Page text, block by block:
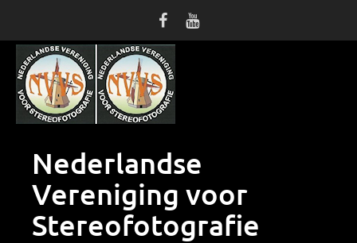
inhoud
Nederlandse
Vereniging voor
Stereofotografie